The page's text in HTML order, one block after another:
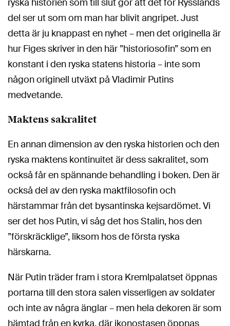
ryska historien som till slut gör att det för Rysslands
del ser ut som om man har blivit angripet. Just
detta är ju knappast en nyhet – men det originella är
hur Figes skriver in den här ”historiosofin” som en
konstant i den ryska statens historia – inte som
någon originell utväxt på Vladimir Putins
medvetande.
Maktens sakralitet
En annan dimension av den ryska historien och den
ryska maktens kontinuitet är dess sakralitet, som
också får en spännande behandling i boken. Den är
också del av den ryska maktfilosofin och
härstammar från det bysantinska kejsardömet. Vi
ser det hos Putin, vi såg det hos Stalin, hos den
”förskräcklige”, liksom hos de första ryska
härskarna.
När Putin träder fram i stora Kremlpalatset öppnas
portarna till den stora salen visserligen av soldater
och inte av några änglar – men hela dekoren är som
hämtad från en kyrka, där ikonostasen öppnas